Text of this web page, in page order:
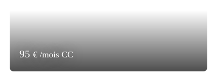
95 € /mois CC